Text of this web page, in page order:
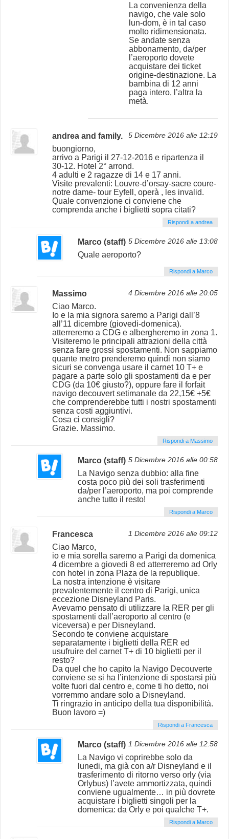
La convenienza della
navigo, che vale solo
lun-dom, è in tal caso
molto ridimensionata.
Se andate senza
abbonamento, da/per
l’aeroporto dovete
acquistare dei ticket
origine-destinazione. La
bambina di 12 anni
paga intero, l’altra la
metà.
andrea and family. 5 Dicembre 2016 alle 12:19
buongiorno,
arrivo a Parigi il 27-12-2016 e ripartenza il
30-12. Hotel 2° arrond.
4 adulti e 2 ragazze di 14 e 17 anni.
Visite prevalenti: Louvre-d’orsay-sacre coure-
notre dame- tour Eyfell, operà , les invalid.
Quale convenzione ci conviene che
comprenda anche i biglietti sopra citati?
Rispondi a andrea
Marco (staff) 5 Dicembre 2016 alle 13:08
Quale aeroporto?
Rispondi a Marco
Massimo 4 Dicembre 2016 alle 20:05
Ciao Marco.
Io e la mia signora saremo a Parigi dall’8
all’11 dicembre (giovedi-domenica).
atterreremo a CDG e albergheremo in zona 1.
Visiteremo le principali attrazioni della città
senza fare grossi spostamenti. Non sappiamo
quante metro prenderemo quindi non siamo
sicuri se convenga usare il carnet 10 T+ e
pagare a parte solo gli spostamenti da e per
CDG (da 10€ giusto?), oppure fare il forfait
navigo decouvert setimanale da 22,15€ +5€
che comprenderebbe tutti i nostri spostamenti
senza costi aggiuntivi.
Cosa ci consigli?
Grazie. Massimo.
Rispondi a Massimo
Marco (staff) 5 Dicembre 2016 alle 00:58
La Navigo senza dubbio: alla fine
costa poco più dei soli trasferimenti
da/per l’aeroporto, ma poi comprende
anche tutto il resto!
Rispondi a Marco
Francesca 1 Dicembre 2016 alle 09:12
Ciao Marco,
io e mia sorella saremo a Parigi da domenica
4 dicembre a giovedi 8 ed atterreremo ad Orly
con hotel in zona Plaza de la republique.
La nostra intenzione è visitare
prevalentemente il centro di Parigi, unica
eccezione Disneyland Paris.
Avevamo pensato di utilizzare la RER per gli
spostamenti dall’aeroporto al centro (e
viceversa) e per Disneyland.
Secondo te conviene acquistare
separatamente i biglietti della RER ed
usufruire del carnet T+ di 10 biglietti per il
resto?
Da quel che ho capito la Navigo Decouverte
conviene se si ha l’intenzione di spostarsi più
volte fuori dal centro e, come ti ho detto, noi
vorremmo andare solo a Disneyland.
Ti ringrazio in anticipo della tua disponibilità.
Buon lavoro =)
Rispondi a Francesca
Marco (staff) 1 Dicembre 2016 alle 12:58
La Navigo vi coprirebbe solo da
lunedi, ma già con a/r Disneyland e il
trasferimento di ritorno verso orly (via
Orlybus) l’avete ammortizzata, quindi
conviene ugualmente… in più dovrete
acquistare i biglietti singoli per la
domenica: da Orly e poi qualche T+.
Rispondi a Marco